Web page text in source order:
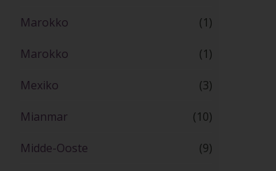
Marokko (1)
Marokko (1)
Mexiko (3)
Mianmar (10)
Midde-Ooste (9)